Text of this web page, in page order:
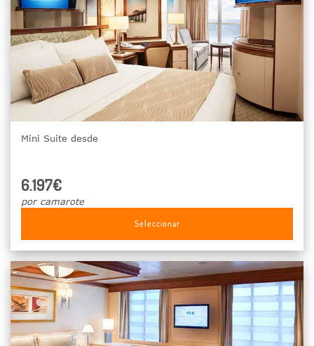
Mini Suite desde
6.197€
por camarote
Seleccionar